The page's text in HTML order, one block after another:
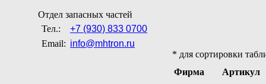
Отдел запасных частей
Тел.:
+7 (930) 833 0700
Email: info@mhtron.ru
* для сортировки
Фирма
Артикул